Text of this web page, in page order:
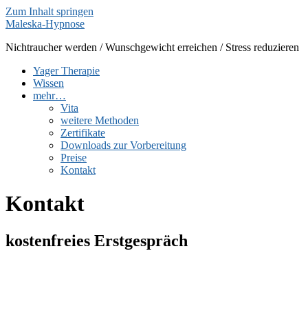
Zum Inhalt springen
Maleska-Hypnose
Nichtraucher werden / Wunschgewicht erreichen / Stress reduzieren
Yager Therapie
Wissen
mehr…
Vita
weitere Methoden
Zertifikate
Downloads zur Vorbereitung
Preise
Kontakt
Kontakt
kostenfreies Erstgespräch